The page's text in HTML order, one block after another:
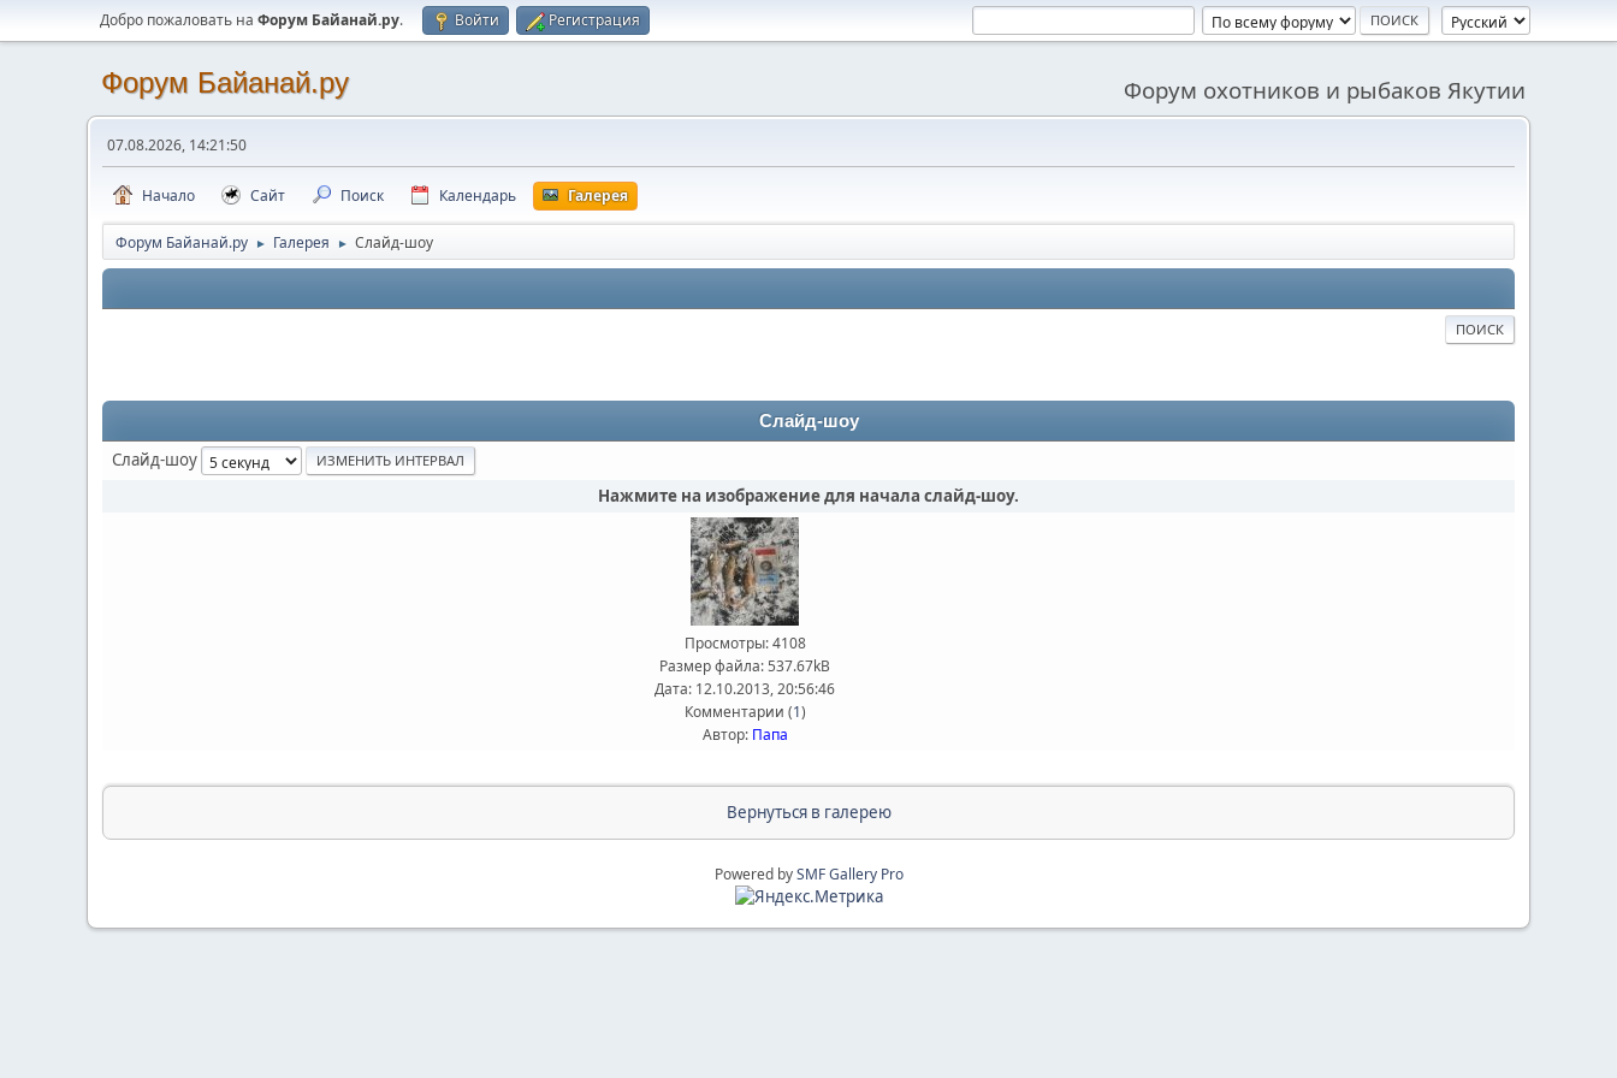
Добро пожаловать на Форум Байанай.ру. Войти Регистрация
Форум Байанай.ру Форум охотников и рыбаков Якутии
07.08.2026, 14:21:50
Начало Сайт Поиск Календарь Галерея
Форум Байанай.ру ► Галерея ► Слайд-шоу
ПОИСК
Слайд-шоу
Слайд-шоу
Нажмите на изображение для начала слайд-шоу.
Просмотры: 4108
Размер файла: 537.67kB
Дата: 12.10.2013, 20:56:46
Комментарии (1)
Автор: Папа
Вернуться в галерею
Powered bySMF Gallery Pro